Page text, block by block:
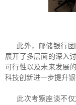
此外，邮储银行
展开了多层面的深入
可行性以及未来发展
科技创新进一步提升
此次考察座谈不